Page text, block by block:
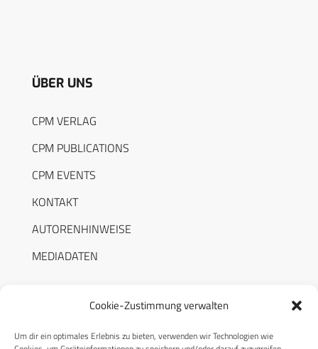
Cookie-Zustimmung verwalten
Um dir ein optimales Erlebnis zu bieten, verwenden wir Technologien wie
ÜBER UNS
CPM VERLAG
CPM PUBLICATIONS
CPM EVENTS
KONTAKT
AUTORENHINWEISE
MEDIADATEN
RECHTLICHES